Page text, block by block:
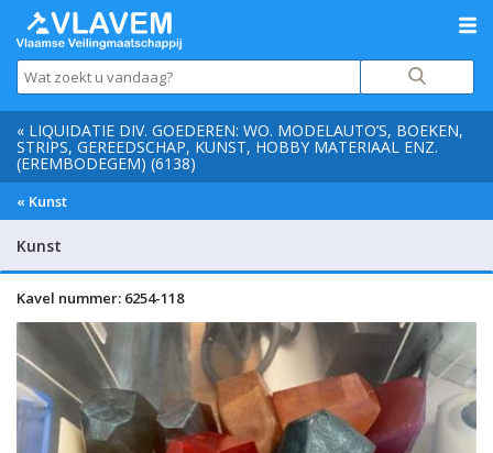
« LIQUIDATIE DIV. GOEDEREN: WO. MODELAUTO’S, BOEKEN,
STRIPS, GEREEDSCHAP, KUNST, HOBBY MATERIAAL ENZ.
(EREMBODEGEM) (6138)
« Kunst
Kunst
Kavel nummer: 6254-118